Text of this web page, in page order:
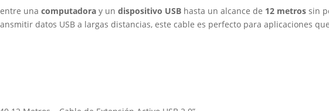
entre unacomputadora y undispositivo USB hasta un alcance de 12 metros sin
datos USB a largas distancias, este cable es perfecto para aplicaciones